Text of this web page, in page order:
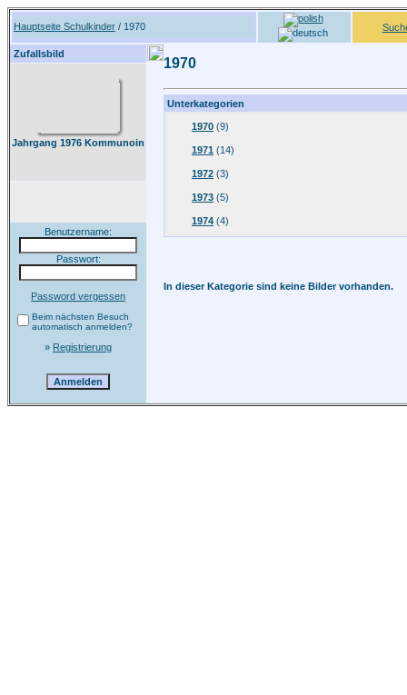
Hauptseite Schulkinder / 1970
Zufallsbild
Jahrgang 1976 Kommunoin
Benutzername:
Passwort:
Password vergessen
Beim nächsten Besuch
automatisch anmelden?
» Registrierung
1970
Unterkategorien
1970 (9)
1971 (14)
1972 (3)
1973 (5)
1974 (4)
In dieser Kategorie sind keine Bilder vorhanden.